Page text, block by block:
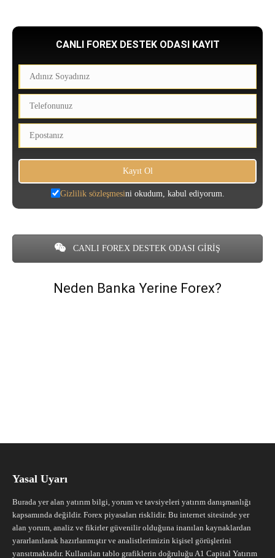
CANLI FOREX DESTEK ODASI KAYIT
Gizlilik sözleşmesini okudum, kabul ediyorum.
CANLI FOREX DESTEK ODASI GİRİŞ
Neden Banka Yerine Forex?
Yasal Uyarı
Burada yer alan yatırım bilgi, yorum ve tavsiyeleri yatırım danışmanlığı
kapsamında değildir. Forex piyasaları risklidir. Bu internet sitesinde yer
alan yorum, analiz ve fikirler güvenilir olduğuna inanılan kaynaklardan
yararlanılarak hazırlanmıştır ve analistlerimizin kişisel görüşlerini
yansıtmaktadır. Kullanılan tablo grafiklerin doğruluğu A1 Capital Yatırım